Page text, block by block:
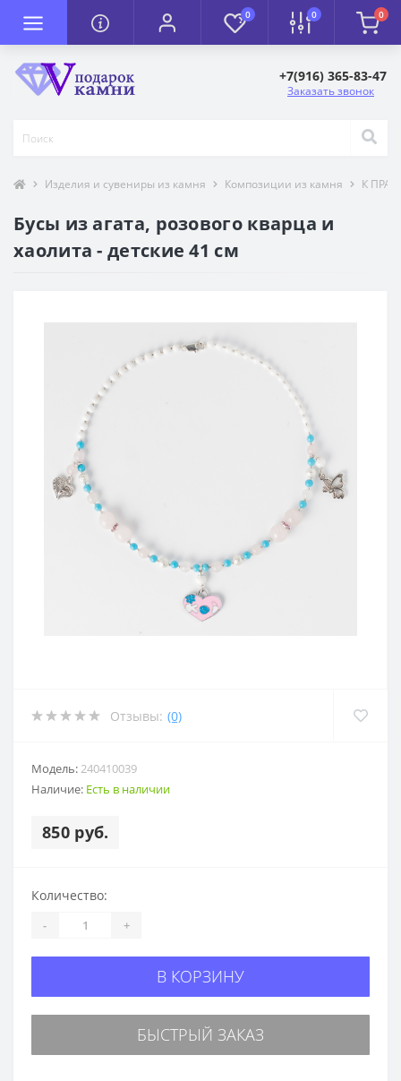
0 0 0
+7(916) 365-83-47
Заказать звонок
Изделия и сувениры из камня Композиции из камня К
Бусы из агата, розового кварца и
хаолита - детские 41 см
Отзывы: (0)
Модель:240410039
Наличие: Есть в наличии
850 руб.
Количество:
- +
В КОРЗИНУ
БЫСТРЫЙ ЗАКАЗ